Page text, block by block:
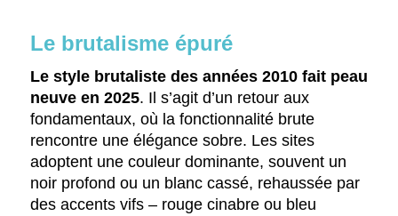
Le brutalisme épuré
Le style brutaliste des années 2010 fait peau
neuve en 2025. Il s’agit d’un retour aux
fondamentaux, où la fonctionnalité brute
rencontre une élégance sobre. Les sites
adoptent une couleur dominante, souvent un
noir profond ou un blanc cassé, rehaussée par
des accents vifs – rouge cinabre ou bleu